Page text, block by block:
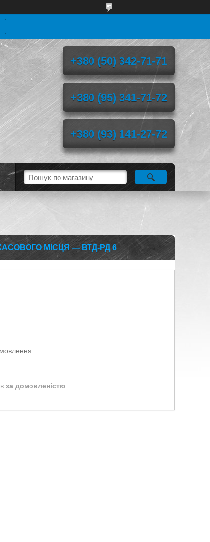
+380 (50) 342-71-71
+380 (95) 341-71-72
+380 (93) 141-27-72
МІСЦЯ — ВТД-РД 6
за домовленістю